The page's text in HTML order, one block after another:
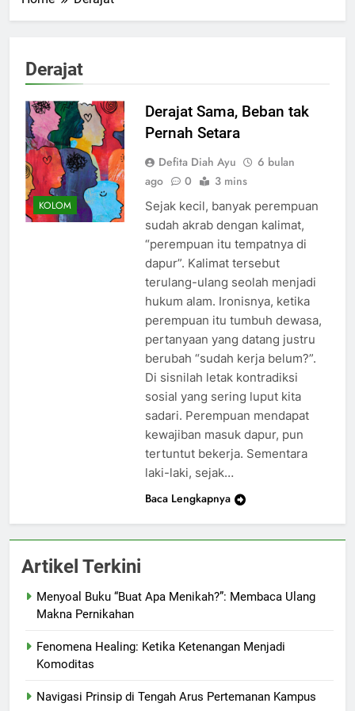
Derajat
KOLOM
Derajat Sama, Beban tak
Pernah Setara
Defita Diah Ayu
6 bulan
ago
0 3 mins
Sejak kecil, banyak perempuan
sudah akrab dengan kalimat,
“perempuan itu tempatnya di
dapur”. Kalimat tersebut
terulang-ulang seolah menjadi
hukum alam. Ironisnya, ketika
perempuan itu tumbuh dewasa,
pertanyaan yang datang justru
berubah “sudah kerja belum?”.
Di sisnilah letak kontradiksi
sosial yang sering luput kita
sadari. Perempuan mendapat
kewajiban masuk dapur, pun
tertuntut bekerja. Sementara
laki-laki, sejak…
Baca Lengkapnya
Artikel Terkini
Menyoal Buku “Buat Apa Menikah?”: Membaca Ulang
Makna Pernikahan
Fenomena Healing: Ketika Ketenangan Menjadi
Komoditas
Navigasi Prinsip di Tengah Arus Pertemanan Kampus